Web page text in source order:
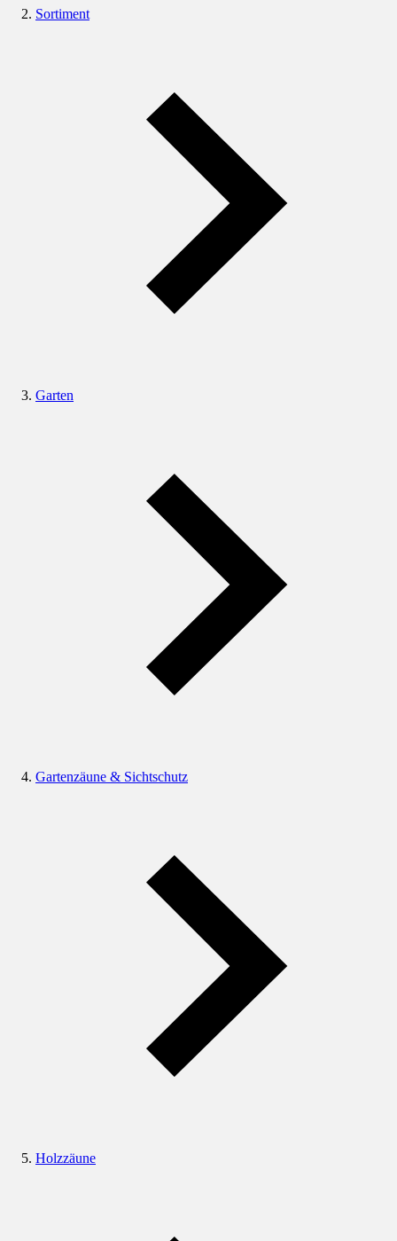
Sortiment
Garten
Gartenzäune & Sichtschutz
Holzzäune